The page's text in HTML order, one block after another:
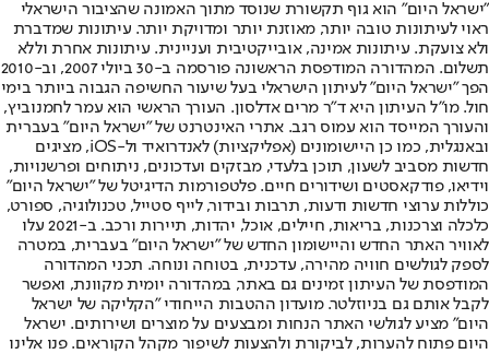
"ישראל היום" הוא גוף תקשורת שנוסד מתוך האמונה שהציבור הישראלי
ראוי לעיתונות טובה יותר, מאוזנת יותר ומדויקת יותר. עיתונות שמדברת
ולא צועקת. עיתונות אמינה, אובייקטיבית ועניינית. עיתונות אחרת וללא
תשלום. המהדורה המודפסת הראשונה פורסמה ב-30 ביולי 2007, וב-2010
הפך "ישראל היום" לעיתון הישראלי בעל שיעור החשיפה הגבוה ביותר בימי
חול. מו"ל העיתון היא ד"ר מרים אדלסון. העורך הראשי הוא עמר לחמנוביץ,
והעורך המייסד הוא עמוס רגב. אתרי האינטרנט של "ישראל היום" בעברית
ובאנגלית, כמו כן היישומונים (אפליקציות) לאנדרואיד ול-iOS, מציגים
חדשות מסביב לשעון, תוכן בלעדי, מבזקים ועדכונים, ניתוחים ופרשנויות,
וידיאו, פודקאסטים ושידורים חיים. פלטפורמות הדיגיטל של "ישראל היום"
כוללות ערוצי חדשות ודעות, תרבות ובידור, לייף סטייל, טכנולוגיה, ספורט,
כלכלה וצרכנות, בריאות, חיילים, אוכל, יהדות, תיירות ורכב. ב-2021 עלו
לאוויר האתר החדש והיישומון החדש של "ישראל היום" בעברית, במטרה
לספק לגולשים חוויה מהירה, עדכנית, בטוחה ונוחה. תכני המהדורה
המודפסת של העיתון זמינים גם באתר, במהדורה יומית מקוונת, ואפשר
לקבל אותם גם בניוזלטר. מועדון ההטבות הייחודי "הקליקה של ישראל
היום" מציע לגולשי האתר הנחות ומבצעים על מוצרים ושירותים. ישראל
היום פתוח להערות, לביקורת ולהצעות לשיפור מקהל הקוראים. פנו אלינו